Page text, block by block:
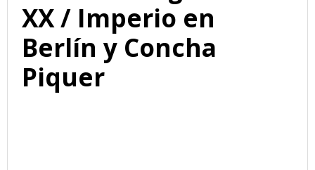
XX / Imperio en
Berlín y Concha
Piquer